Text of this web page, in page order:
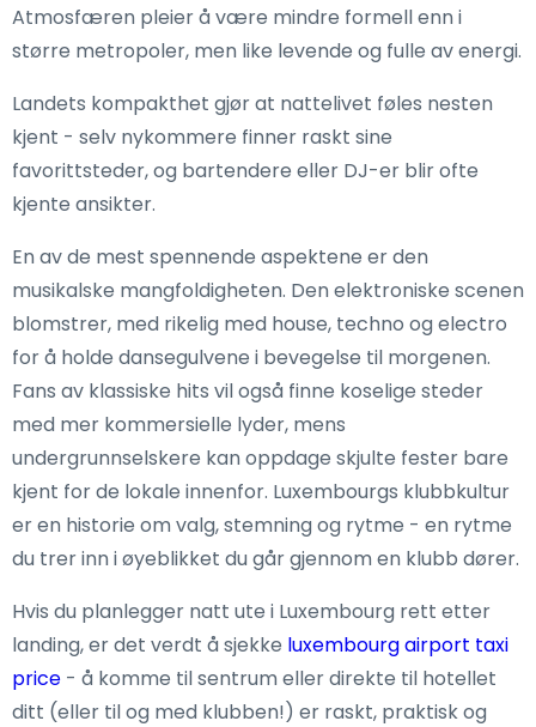
Atmosfæren pleier å være mindre formell enn i
større metropoler, men like levende og fulle av energi.
Landets kompakthet gjør at nattelivet føles nesten
kjent - selv nykommere finner raskt sine
favorittsteder, og bartendere eller DJ-er blir ofte
kjente ansikter.
En av de mest spennende aspektene er den
musikalske mangfoldigheten. Den elektroniske scenen
blomstrer, med rikelig med house, techno og electro
for å holde dansegulvene i bevegelse til morgenen.
Fans av klassiske hits vil også finne koselige steder
med mer kommersielle lyder, mens
undergrunnselskere kan oppdage skjulte fester bare
kjent for de lokale innenfor. Luxembourgs klubbkultur
er en historie om valg, stemning og rytme - en rytme
du trer inn i øyeblikket du går gjennom en klubb dører.
Hvis du planlegger natt ute i Luxembourg rett etter
landing, er det verdt å sjekke luxembourg airport taxi
price - å komme til sentrum eller direkte til hotellet
ditt (eller til og med klubben!) er raskt, praktisk og